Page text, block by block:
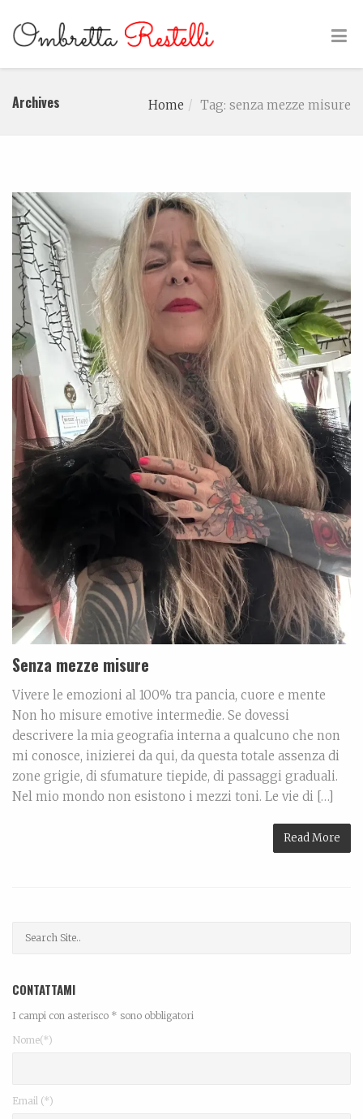
Archives Home Tag: senza mezze misure
Senza mezze misure
Vivere le emozioni al 100% tra pancia, cuore e mente
Non ho misure emotive intermedie. Se dovessi
descrivere la mia geografia interna a qualcuno che non
mi conosce, inizierei da qui, da questa totale assenza di
zone grigie, di sfumature tiepide, di passaggi graduali.
Nel mio mondo non esistono i mezzi toni. Le vie di […]
Read More
CONTATTAMI
I campi con asterisco * sono obbligatori
Nome(*)
Email (*)